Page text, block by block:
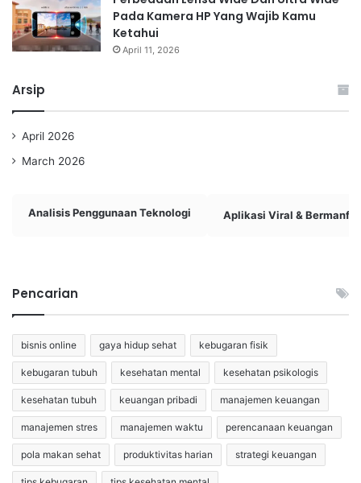
Pada Kamera HP Yang Wajib Kamu
Ketahui
April 11, 2026
Arsip
April 2026
March 2026
Analisis Penggunaan Teknologi Aplikasi Viral &
Pencarian
bisnis online gaya hidup sehat kebugaran fisik
kebugaran tubuh kesehatan mental kesehatan psikologis
kesehatan tubuh keuangan pribadi manajemen keuangan
manajemen stres manajemen waktu perencanaan keuangan
pola makan sehat produktivitas harian strategi keuangan